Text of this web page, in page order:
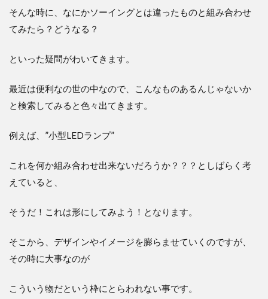
そんな時に、なにかソーイングとは違ったものと組み合わせ
てみたら？どうなる？
といった疑問がわいてきます。
最近は便利なの世の中なので、こんなものあるんじゃないか
と検索してみると色々出てきます。
例えば、”小型LEDランプ”
これを何か組み合わせ出来ないだろうか？？？としばらく考
えていると、
そうだ！これは形にしてみよう！となります。
そこから、デザインやイメージを膨らませていくのですが、
その時に大事なのが
こういう物だという枠にとらわれない事です。